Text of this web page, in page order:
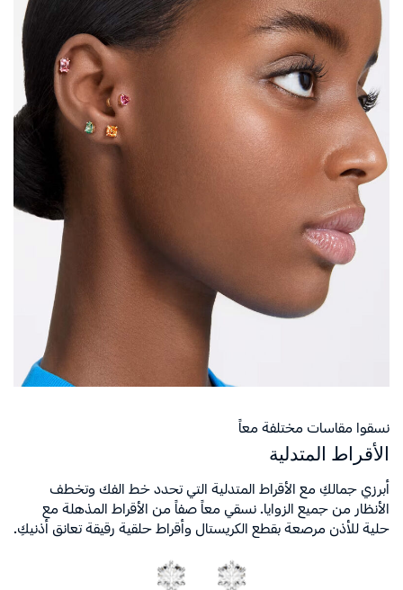
نسقوا مقاسات مختلفة معاً
الأقراط المتدلية
أبرزي جمالكِ مع الأقراط المتدلية التي تحدد خط الفك وتخطف
الأنظار من جميع الزوايا. نسقي معاً صفاً من الأقراط المذهلة مع
حلية للأذن مرصعة بقطع الكريستال وأقراط حلقية رقيقة تعانق أذنيكِ.